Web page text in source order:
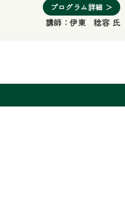
プログラム詳細 ＞
講師：伊東 稔容 氏